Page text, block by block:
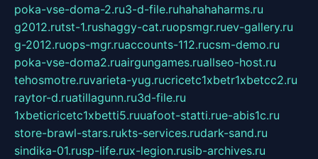
poka-vse-doma-2.ru3-d-file.ruhahahaharms.ru
g2012.rutst-1.rushaggy-cat.ruopsmgr.ruev-gallery.ru
g-2012.ruops-mgr.ruaccounts-112.rucsm-demo.ru
poka-vse-doma2.ruairgungames.ruallseo-host.ru
tehosmotre.ruvarieta-yug.rucricetc1xbetr1xbetcc2.ru
raytor-d.ruatillagunn.ru3d-file.ru
1xbeticricetc1xbetti5.ruuafoot-statti.rue-abis1c.ru
store-brawl-stars.rukts-services.rudark-sand.ru
sindika-01.rusp-life.rux-legion.rusib-archives.ru